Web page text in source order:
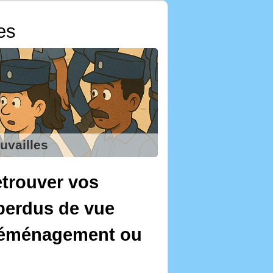
vos
de vue
ou